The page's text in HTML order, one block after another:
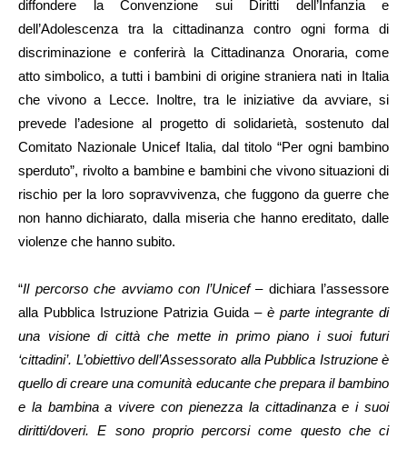
diffondere la Convenzione sui Diritti dell’Infanzia e
dell’Adolescenza tra la cittadinanza contro ogni forma di
discriminazione e conferirà la Cittadinanza Onoraria, come
atto simbolico, a tutti i bambini di origine straniera nati in Italia
che vivono a Lecce. Inoltre, tra le iniziative da avviare, si
prevede l’adesione al progetto di solidarietà, sostenuto dal
Comitato Nazionale Unicef Italia, dal titolo “Per ogni bambino
sperduto”, rivolto a bambine e bambini che vivono situazioni di
rischio per la loro sopravvivenza, che fuggono da guerre che
non hanno dichiarato, dalla miseria che hanno ereditato, dalle
violenze che hanno subito.
“Il percorso che avviamo con l’Unicef– dichiara l’assessore
alla Pubblica Istruzione Patrizia Guida – è parte integrante di
una visione di città che mette in primo piano i suoi futuri
‘cittadini’. L’obiettivo dell’Assessorato alla Pubblica Istruzione è
quello di creare una comunità educante che prepara il bambino
e la bambina a vivere con pienezza la cittadinanza e i suoi
diritti/doveri. E sono proprio percorsi come questo che ci